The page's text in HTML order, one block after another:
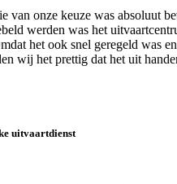
van onze keuze was absoluut
werden was het
het ook snel geregeld was
wij het prettig dat het uit
uitvaartdienst